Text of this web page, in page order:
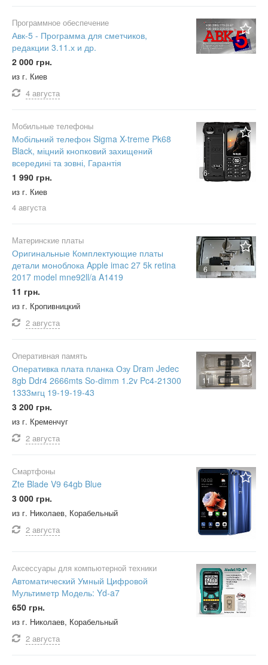
Программное обеспечение
Авк-5 - Программа для сметчиков,
редакции 3.11.х и др.
2 000 грн.
из г. Киев
4 августа
6
Мобильные телефоны
Мобільний телефон Sigma X-treme Pk68
Black, міцний кнопковий захищений
всередині та зовні, Гарантія
1 990 грн.
из г. Киев
4 августа
6
Материнские платы
Оригинальные Комплектующие платы
детали моноблока Apple imac 27 5k retina
2017 model mne92ll/a A1419
11 грн.
из г. Кропивницкий
2 августа
11
Оперативная память
Оперативка плата планка Озу Dram Jedec
8gb Ddr4 2666mts So-dimm 1.2v Pc4-21300
1333мгц 19-19-19-43
3 200 грн.
из г. Кременчуг
2 августа
Смартфоны
Zte Blade V9 64gb Blue
3 000 грн.
из г. Николаев, Корабельный
2 августа
5
Аксессуары для компьютерной техники
Автоматический Умный Цифровой
Мультиметр Модель: Yd-a7
650 грн.
из г. Николаев, Корабельный
2 августа